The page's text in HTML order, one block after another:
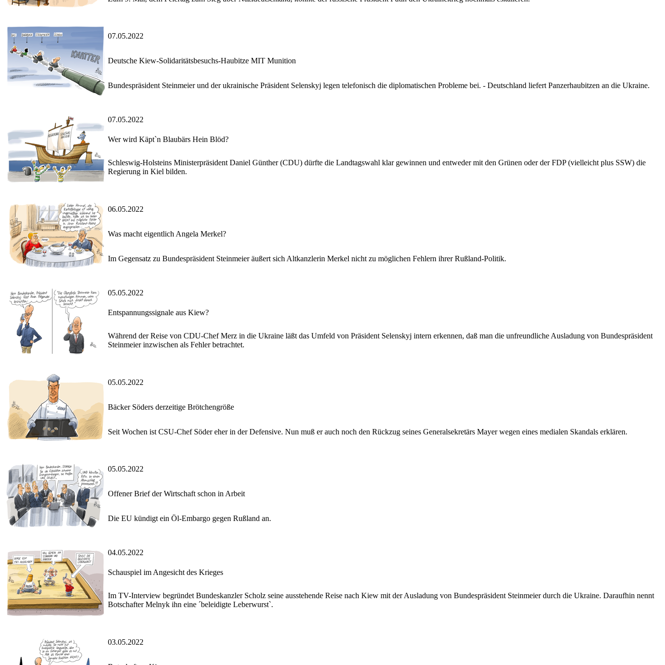
07.05.2022
Deutsche Kiew-Solidaritätsbesuchs-Haubitze MIT Munition
Bundespräsident Steinmeier und der ukrainische Präsident Selenskyj legen telefonisch die diplomatischen Probleme bei. - Deutschland liefert Panzerhaubitzen an die Ukraine.
07.05.2022
Wer wird Käpt`n Blaubärs Hein Blöd?
Schleswig-Holsteins Ministerpräsident Daniel Günther (CDU) dürfte die Landtagswahl klar gewinnen und entweder mit den Grünen oder der FDP (vielleicht plus SSW) die
Regierung in Kiel bilden.
06.05.2022
Was macht eigentlich Angela Merkel?
Im Gegensatz zu Bundespräsident Steinmeier äußert sich Altkanzlerin Merkel nicht zu möglichen Fehlern ihrer Rußland-Politik.
05.05.2022
Entspannungssignale aus Kiew?
Während der Reise von CDU-Chef Merz in die Ukraine läßt das Umfeld von Präsident Selenskyj intern erkennen, daß man die unfreundliche Ausladung von Bundespräsident
Steinmeier inzwischen als Fehler betrachtet.
05.05.2022
Bäcker Söders derzeitige Brötchengröße
Seit Wochen ist CSU-Chef Söder eher in der Defensive. Nun muß er auch noch den Rückzug seines Generalsekretärs Mayer wegen eines medialen Skandals erklären.
05.05.2022
Offener Brief der Wirtschaft schon in Arbeit
Die EU kündigt ein Öl-Embargo gegen Rußland an.
04.05.2022
Schauspiel im Angesicht des Krieges
Im TV-Interview begründet Bundeskanzler Scholz seine ausstehende Reise nach Kiew mit der Ausladung von Bundespräsident Steinmeier durch die Ukraine. Daraufhin nennt
Botschafter Melnyk ihn eine ´beleidigte Leberwurst`.
03.05.2022